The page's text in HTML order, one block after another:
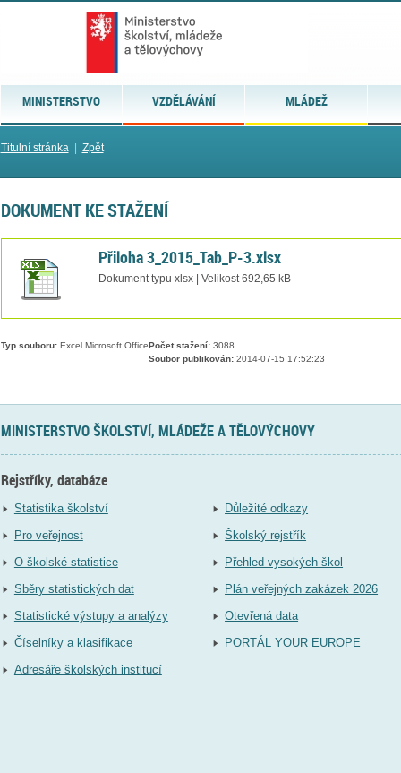
MINISTERSTVO VZDĚLÁVÁNÍ MLÁDEŽ
Titulní stránka| Zpět
DOKUMENT KE STAŽENÍ
Přiloha 3_2015_Tab_P-3.xlsx
Dokument typu xlsx | Velikost 692,65 kB
Typ souboru:Excel Microsoft Office Počet stažení:3088
Soubor publikován:2014-07-15 17:52:23
MINISTERSTVO ŠKOLSTVÍ, MLÁDEŽE A TĚLOVÝCHOVY
Rejstříky, databáze
Statistika školství
Pro veřejnost
O školské statistice
Sběry statistických dat
Statistické výstupy a analýzy
Číselníky a klasifikace
Adresáře školských institucí
Důležité odkazy
Školský rejstřík
Přehled vysokých škol
Plán veřejných zakázek 2026
Otevřená data
PORTÁL YOUR EUROPE